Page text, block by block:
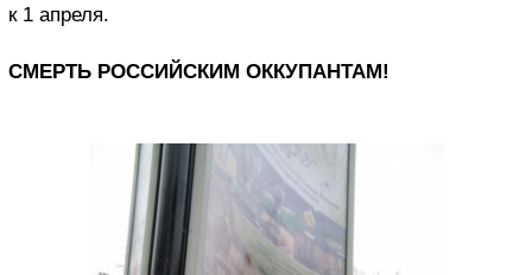
к 1 апреля.
СМЕРТЬ РОССИЙСКИМ ОККУПАНТАМ!